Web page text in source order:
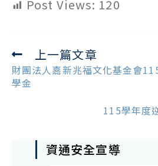
Post Views: 120
Read
more
articles
上一篇文章
財團法人嘉新兆福文化基金會
學金
115學年度
資通安全宣導